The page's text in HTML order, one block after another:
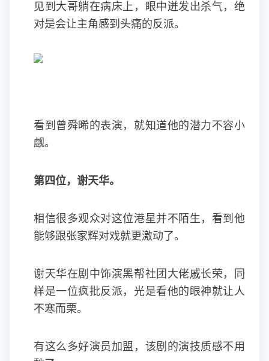
见到大哥躺在病床上，眼中迸发出杀气，绝
对是会让主角感到头痛的反派。
看到曾舜晞的表演，就知道他的潜力不容小
觑。
第四位，谢天华。
相信很多观众对这位港星并不陌生，看到他
能够跟张家辉对戏就更激动了。
谢天华在剧中饰演黑帮社团大佬戚长荣，同
样是一位疯批反派，光是看他的眼神就让人
不寒而栗。
有这么多好演员加盟，该剧的演技质感不用